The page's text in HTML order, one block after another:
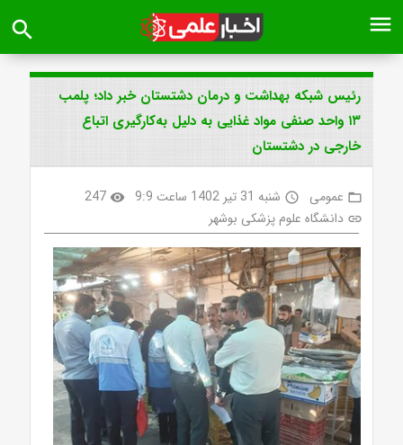
menu
search
رئیس شبکه بهداشت و درمان دشتستان خبر داد؛ پلمب
۱۳ واحد صنفی مواد غذایی به دلیل به‌کارگیری اتباع
خارجی در دشتستان
folder_open عمومی access_time شنبه 31 تیر 1402 ساعت 9:9 visibility
247
link دانشگاه علوم پزشکی بوشهر